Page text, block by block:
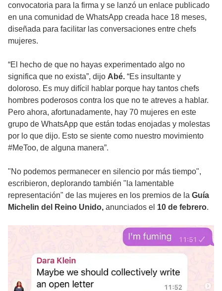
convocatoria para la firma y se lanzó un enlace publicado
en una comunidad de WhatsApp creada hace 18 meses,
diseñada para facilitar las conversaciones entre chefs
mujeres.
“El hecho de que no hayas experimentado algo no
significa que no exista”, dijo Abé. “Es insultante y
doloroso. Es muy difícil hablar porque hay tantos chefs
hombres poderosos contra los que no te atreves a hablar.
Pero ahora, afortunadamente, hay 70 mujeres en este
grupo de WhatsApp que están todas enojadas y molestas
por lo que dijo. Esto se siente como nuestro movimiento
#MeToo, de alguna manera”.
"No podemos permanecer en silencio por más tiempo",
escribieron, deplorando también "la lamentable
representación" de las mujeres en los premios de la Guía
Michelin del Reino Unido, anunciados el 10 de febrero.